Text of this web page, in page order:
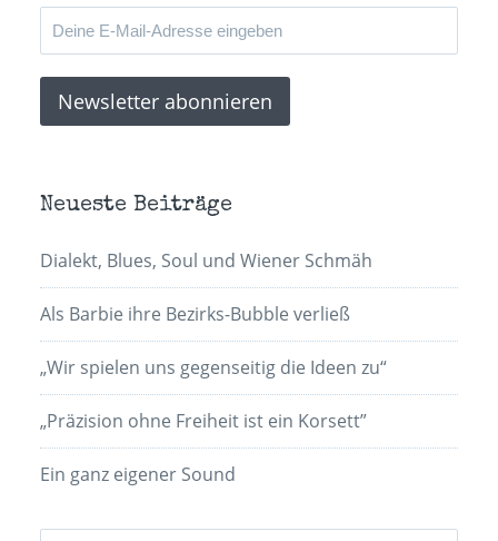
Neueste Beiträge
Dialekt, Blues, Soul und Wiener Schmäh
Als Barbie ihre Bezirks-Bubble verließ
„Wir spielen uns gegenseitig die Ideen zu“
„Präzision ohne Freiheit ist ein Korsett”
Ein ganz eigener Sound